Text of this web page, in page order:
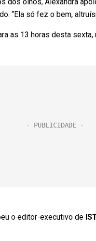
“Ela só fez o bem,
as 13 horas desta
o editor-executivo de